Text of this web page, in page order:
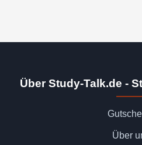
Über Study-Talk.de -
Über